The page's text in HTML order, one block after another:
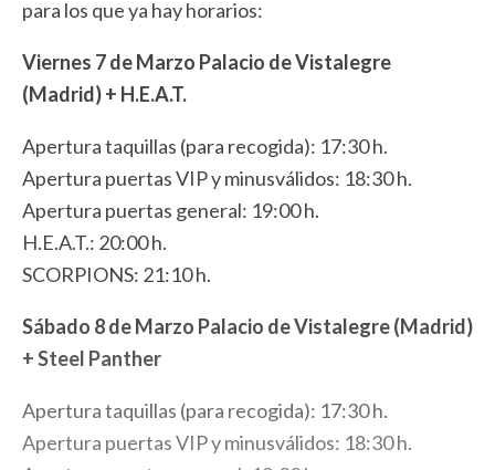
para los que ya hay horarios:
Viernes 7 de Marzo Palacio de Vistalegre
(Madrid) + H.E.A.T.
Apertura taquillas (para recogida): 17:30 h.
Apertura puertas VIP y minusválidos: 18:30 h.
Apertura puertas general: 19:00 h.
H.E.A.T.: 20:00 h.
SCORPIONS: 21:10 h.
Sábado 8 de Marzo Palacio de Vistalegre (Madrid)
+ Steel Panther
Apertura taquillas (para recogida): 17:30 h.
Apertura puertas VIP y minusválidos: 18:30 h.